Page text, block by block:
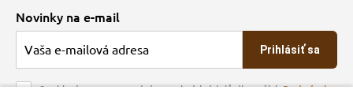
O spoločnosti
Veľkoobchod
Obchodné podmienky
Novinky na e-mail
Prihlásiť sa
Souhlasím se zpracováním osobních údajů dle našichPodmínek